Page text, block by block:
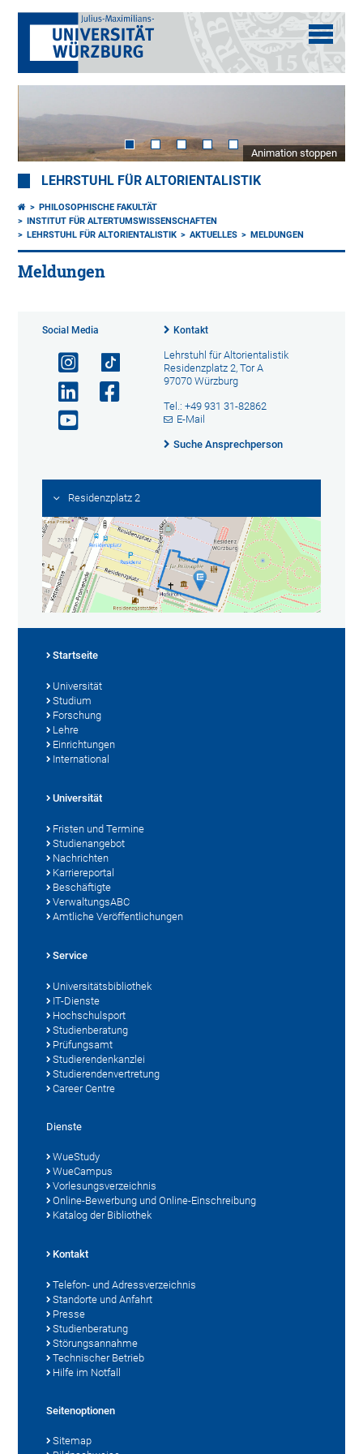
Animation stoppen
LEHRSTUHL FÜR ALTORIENTALISTIK
PHILOSOPHISCHE FAKULTÄT
INSTITUT FÜR ALTERTUMSWISSENSCHAFTEN
LEHRSTUHL FÜR ALTORIENTALISTIK
AKTUELLES MELDUNGEN
Meldungen
Social Media Kontakt
Lehrstuhl für Altorientalistik
Residenzplatz 2, Tor A
97070 Würzburg
Tel.: +49 931 31-82862
E-Mail
Suche Ansprechperson
Residenzplatz 2
Startseite
Universität
Studium
Forschung
Lehre
Einrichtungen
International
Universität
Fristen und Termine
Studienangebot
Nachrichten
Karriereportal
Beschäftigte
VerwaltungsABC
Amtliche Veröffentlichungen
Service
Universitätsbibliothek
IT-Dienste
Hochschulsport
Studienberatung
Prüfungsamt
Studierendenkanzlei
Studierendenvertretung
Career Centre
Dienste
WueStudy
WueCampus
Vorlesungsverzeichnis
Online-Bewerbung und Online-Einschreibung
Katalog der Bibliothek
Kontakt
Telefon- und Adressverzeichnis
Standorte und Anfahrt
Presse
Studienberatung
Störungsannahme
Technischer Betrieb
Hilfe im Notfall
Seitenoptionen
Sitemap